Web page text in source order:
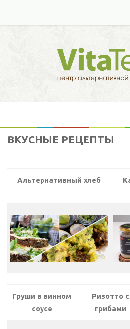
ВКУСНЫЕ РЕЦЕПТЫ
Альтернативный хлеб
Груши в винном
соусе
Ризотто с
грибами